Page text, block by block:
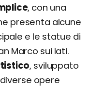
, con una
presenta alcune
e le statue di
Marco sui lati.
, sviluppato
opere